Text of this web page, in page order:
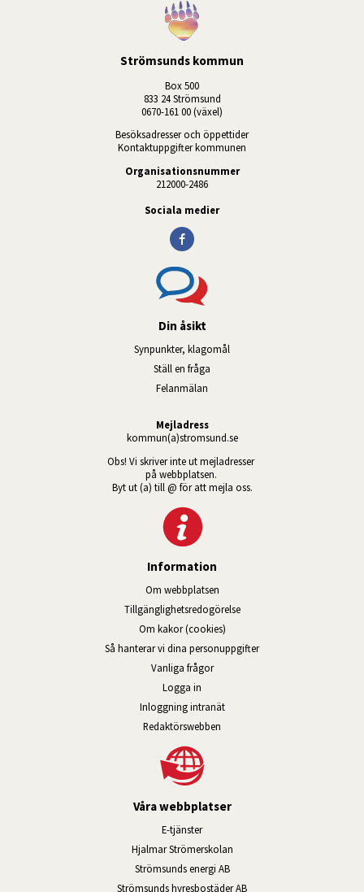
Strömsunds kommun
Box 500
833 24 Strömsund
0670-161 00 (växel)
Besöksadresser och öppettider
Kontaktuppgifter kommunen
Organisationsnummer
212000-2486
Sociala medier
Din åsikt
Synpunkter, klagomål
Ställ en fråga
Felanmälan
Mejladress
kommun(a)stromsund.se
Obs! Vi skriver inte ut mejladresser
på webbplatsen.
Byt ut (a) till @ för att mejla oss.
Information
Om webbplatsen
Tillgänglig­hets­redo­görelse
Om kakor (cookies)
Så hanterar vi dina personuppgifter
Vanliga frågor
Logga in
Inloggning intranätÖppnas i nytt fönster.
Redaktörswebben
Våra webbplatser
E-tjänsterLänk till annan webbplats, öppnas i
Hjalmar StrömerskolanLänk till annan webbplats,
Strömsunds energi ABLänk till annan webbplats,
Strömsunds hyresbostäder ABLänk till annan